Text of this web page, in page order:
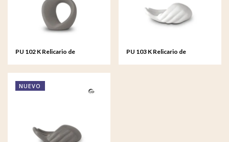
PU 102 K Relicario de
PU 103 K Relicario de
NUEVO